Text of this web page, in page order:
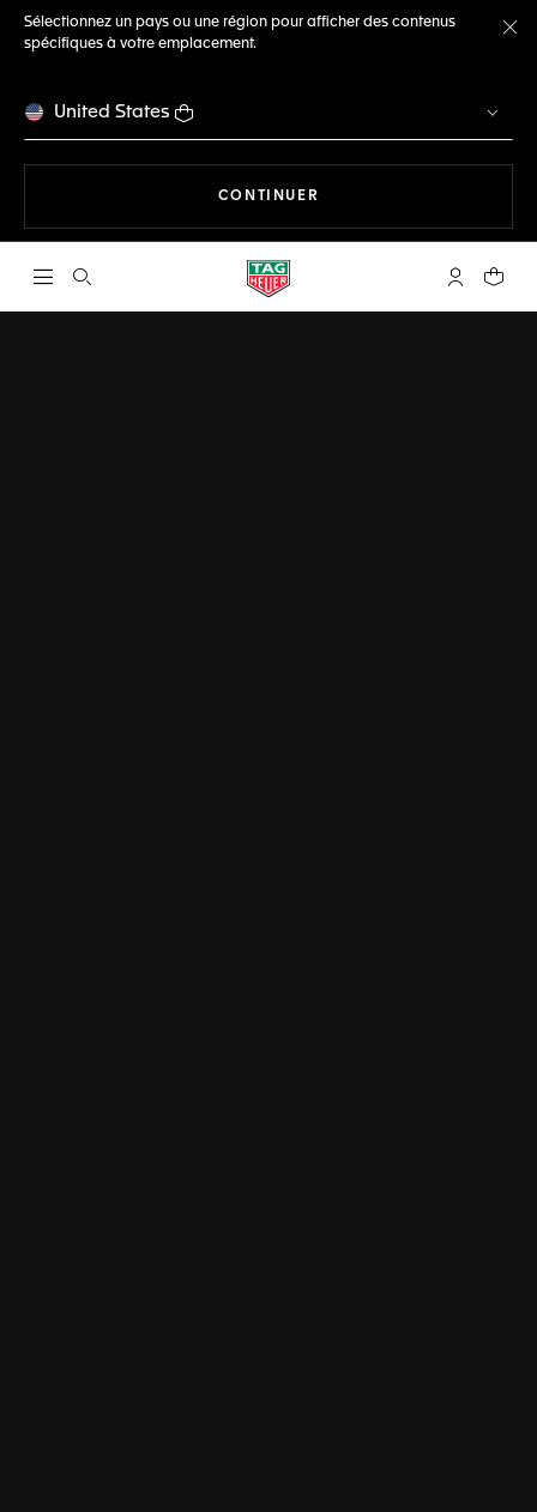
Sélectionnez un pays ou une région pour afficher des contenus
spécifiques à votre emplacement.
United States
CONTINUER
Ouvrir la barre de recherche Compte My
Votre